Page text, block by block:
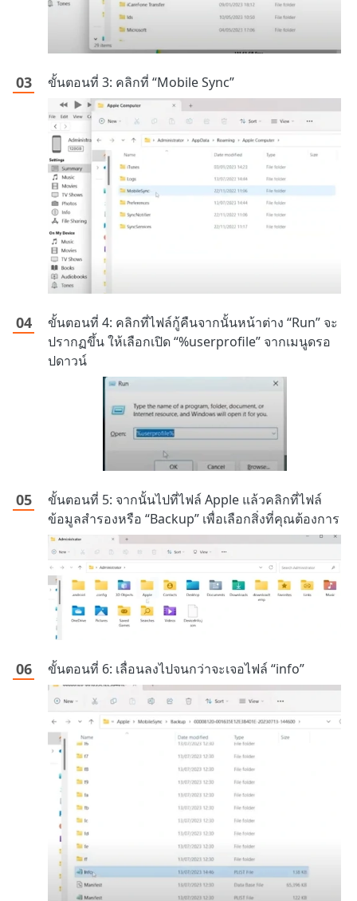
ขั้นตอนที่ 3: คลิกที่ “Mobile Sync”
ขั้นตอนที่ 4: คลิกที่ไฟล์กู้คืนจากนั้นหน้าต่าง “Run” จะ
ปรากฏขึ้น ให้เลือกเปิด “%userprofile” จากเมนูดรอ
ปดาวน์
ขั้นตอนที่ 5: จากนั้นไปที่ไฟล์ Apple แล้วคลิกที่ไฟล์
ข้อมูลสำรองหรือ “Backup” เพื่อเลือกสิ่งที่คุณต้องการ
ขั้นตอนที่ 6: เลื่อนลงไปจนกว่าจะเจอไฟล์ “info”